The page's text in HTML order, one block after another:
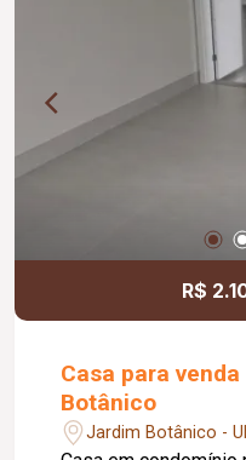
central, ideal para
design; Lavabo
Suíte térrea, perfeita
garantir
conforto. Pavimento superior: 03 suítes amplas,
suítes, integrando
funcionalidade para
R$
Casa para
Botânico
Jardim Botânico -